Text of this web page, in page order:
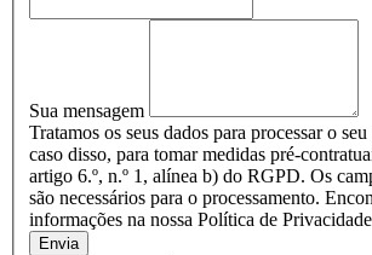
Sua mensagem
Tratamos os seus dados para processar o
caso disso, para tomar medidas pré-
artigo 6.º, n.º 1, alínea b) do RGPD. Os
são necessários para o processamento.
informações na nossa Política de
Envia